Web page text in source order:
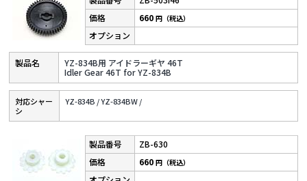
YZ-834B用 アイドラーギヤ 46T
Idler Gear 46T for YZ-834B
660円（税込）
対応シャー
シ
YZ-834B /YZ-834BW /
ZB-630
660円（税込）